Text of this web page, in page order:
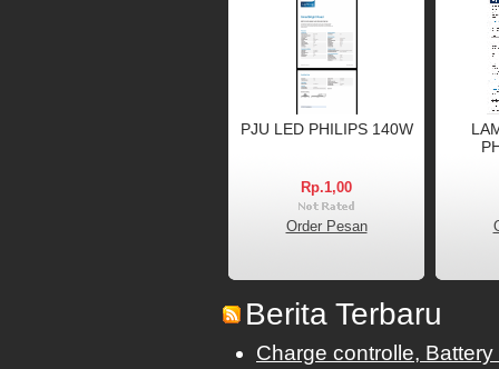
PJU LED PHILIPS 140W
Rp.1,00
Order Pesan
Berita Terbaru
Charge controlle,